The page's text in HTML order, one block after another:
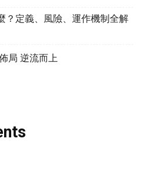
？定義、風險、運作機制全解
局 逆流而上